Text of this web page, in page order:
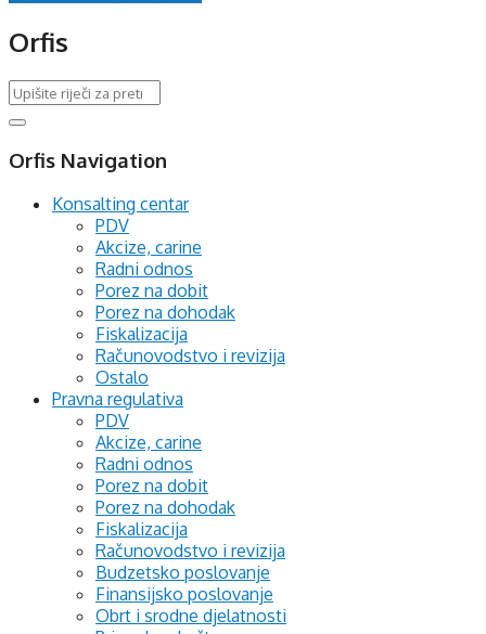
Orfis
Orfis Navigation
Konsalting centar
PDV
Akcize, carine
Radni odnos
Porez na dobit
Porez na dohodak
Fiskalizacija
Računovodstvo i revizija
Ostalo
Pravna regulativa
PDV
Akcize, carine
Radni odnos
Porez na dobit
Porez na dohodak
Fiskalizacija
Računovodstvo i revizija
Budzetsko poslovanje
Finansijsko poslovanje
Obrt i srodne djelatnosti